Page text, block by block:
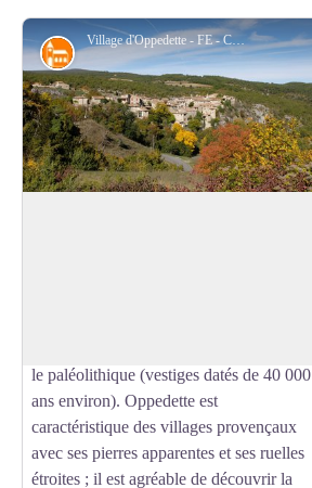
Village d'Oppedette - FE - CD Alpes de Haute-Provence
Architecture
le paléolithique (vestiges datés de 40 000
ans environ). Oppedette est
caractéristique des villages provençaux
avec ses pierres apparentes et ses ruelles
étroites ; il est agréable de découvrir la